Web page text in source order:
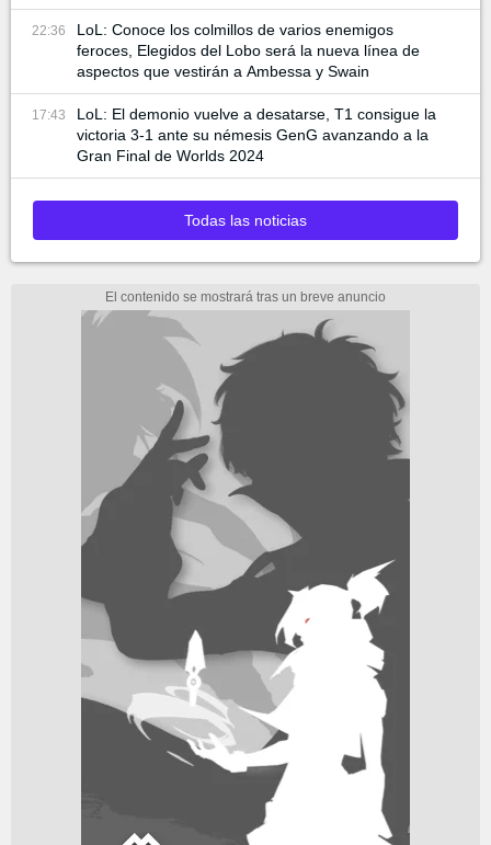
22:36
LoL: Conoce los colmillos de varios enemigos
feroces, Elegidos del Lobo será la nueva línea de
aspectos que vestirán a Ambessa y Swain
17:43
LoL: El demonio vuelve a desatarse, T1 consigue la
victoria 3-1 ante su némesis GenG avanzando a la
Gran Final de Worlds 2024
Todas las noticias